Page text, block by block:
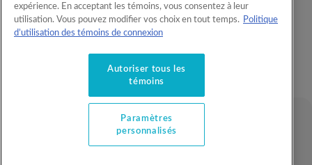
Comprendre l’épargne-études
Produits REEE
Offres et privilèges
À propos
© 2026 Kaleido. Tous droits réservés
expérience. En acceptant les témoins, vous consentez à leur
utilisation. Vous pouvez modifier vos choix en tout temps. Politique
d’utilisation des témoins de connexion
Autoriser tous les
témoins
Paramètres
personnalisés